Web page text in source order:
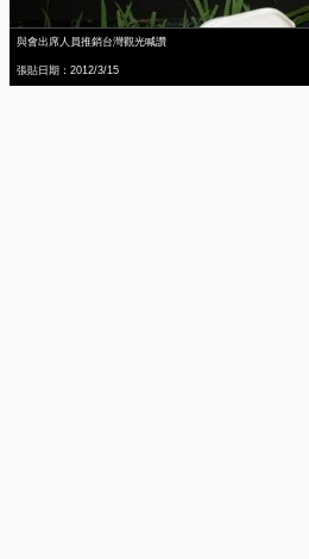
與會出席人員推銷台灣觀光喊讚
張貼日期：2012/3/15